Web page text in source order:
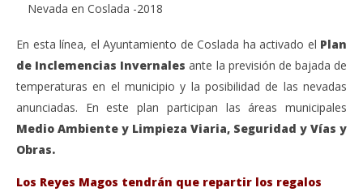
Nevada en Coslada -2018
En esta línea, el Ayuntamiento de Coslada ha activado el Plan
de Inclemencias Invernales ante la previsión de bajada de
temperaturas en el municipio y la posibilidad de las nevadas
anunciadas. En este plan participan las áreas municipales
Medio Ambiente y Limpieza Viaria, Seguridad y Vías y
Obras.
Los Reyes Magos tendrán que repartir los regalos